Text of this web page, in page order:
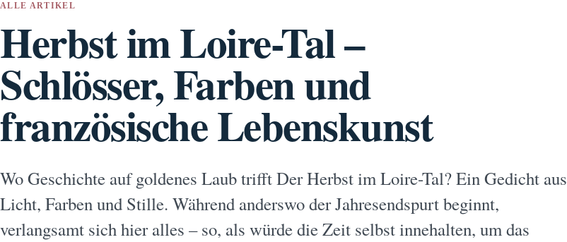
ALLE ARTIKEL
Herbst im Loire-Tal –
Schlösser, Farben und
französische Lebenskunst
Wo Geschichte auf goldenes Laub trifft Der Herbst im Loire-Tal? Ein Gedicht aus
Licht, Farben und Stille. Während anderswo der Jahresendspurt beginnt,
verlangsamt sich hier alles – so, als würde die Zeit selbst innehalten, um das